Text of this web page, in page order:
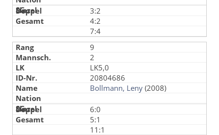
3:2
4:2
7:4
9
2
LK5,0
20804686
Bollmann, Leny (2008)
6:0
5:1
11:1